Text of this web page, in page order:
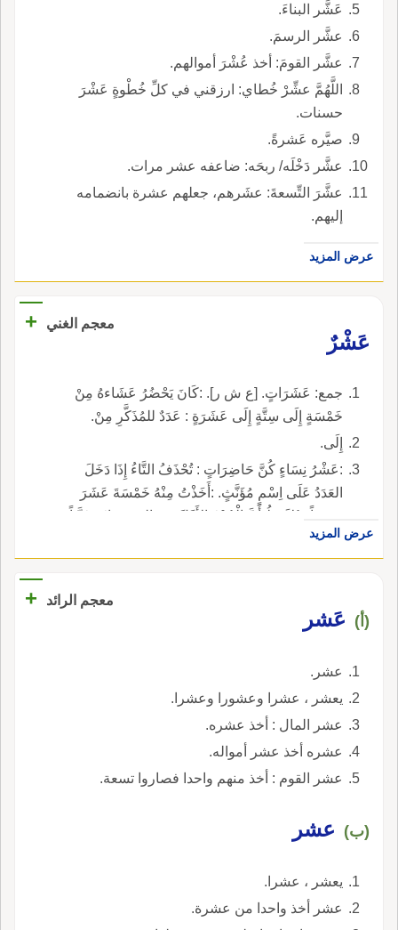
عَشَّر البناءَ.
عشَّر الرسمَ.
عشَّر القومَ: أخذ عُشْرَ أموالهم.
اللَّهُمَّ عشِّرْ خُطاي: ارزقني في كلِّ خُطْوةٍ عَشْرَ
حسنات.
صيَّره عَشرةً.
عشَّر دَخْلَه/ ربحَه: ضاعفه عشر مرات.
عشَّرَ التِّسعةَ: عشَرهم، جعلهم عشرة بانضمامه
إليهم.
عرض المزيد
معجم الغني
+
عَشْرٌ
جمع: عَشَرَاتٍ. [ع ش ر]. :كَانَ يَحْضُرُ عَشَاءهُ مِنْ
خَمْسَةٍ إِلَى سِتَّةٍ إِلَى عَشَرَةٍ : عَدَدٌ للمُذَكَّرِ مِنْ.
إِلَى.
:عَشْرُ نِسَاءٍ كُنَّ حَاضِرَاتٍ : تُحْذَفُ التَّاءُ إِذَا دَخَلَ
العَدَدُ عَلَى اِسْمٍ مُؤَنَّثٍ. :أَخَذْتُ مِنْهُ خَمْسَةَ عَشَرَ
دِرْهَماً : يُلاَحَظُ أَنَّ الْجُزْءَ الأَوَّلَ مِنَ العَدَدِ جَاءَ مُؤَنَّثاً
بِخِلاَفِ الْجُزْءِ الثَّانِي الَّذِي جَاءَ مُذَكَّراً بِعَكْسِ الْمِثَالِ
التَّالِي:فِي الفَصْلِ خَمْسَ عَشْرَةَ تِلْمِيذَةً : الْجُزْءُ
جَاءَ مُؤَنَّثاً.
عرض المزيد
معجم الرائد +
(أ) عَشر
عشر.
يعشر ، عشرا وعشورا وعشرا.
عشر المال : أخذ عشره.
عشره أخذ عشر أمواله.
عشر القوم : أخذ منهم واحدا فصاروا تسعة.
(ب) عشر
يعشر ، عشرا.
عشر أخذ واحدا من عشرة.